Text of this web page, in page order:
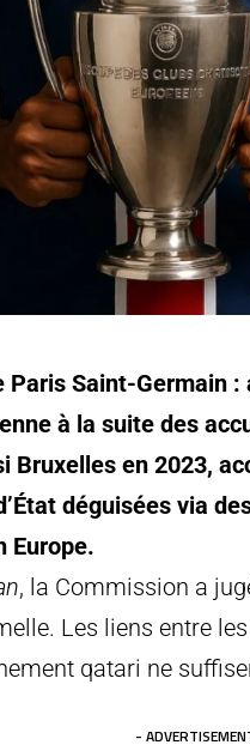
Paris Saint-Germain
à la suite des
Bruxelles en 2023,
déguisées via
Europe.
, la Commission a
Les liens entre
qatari ne
-